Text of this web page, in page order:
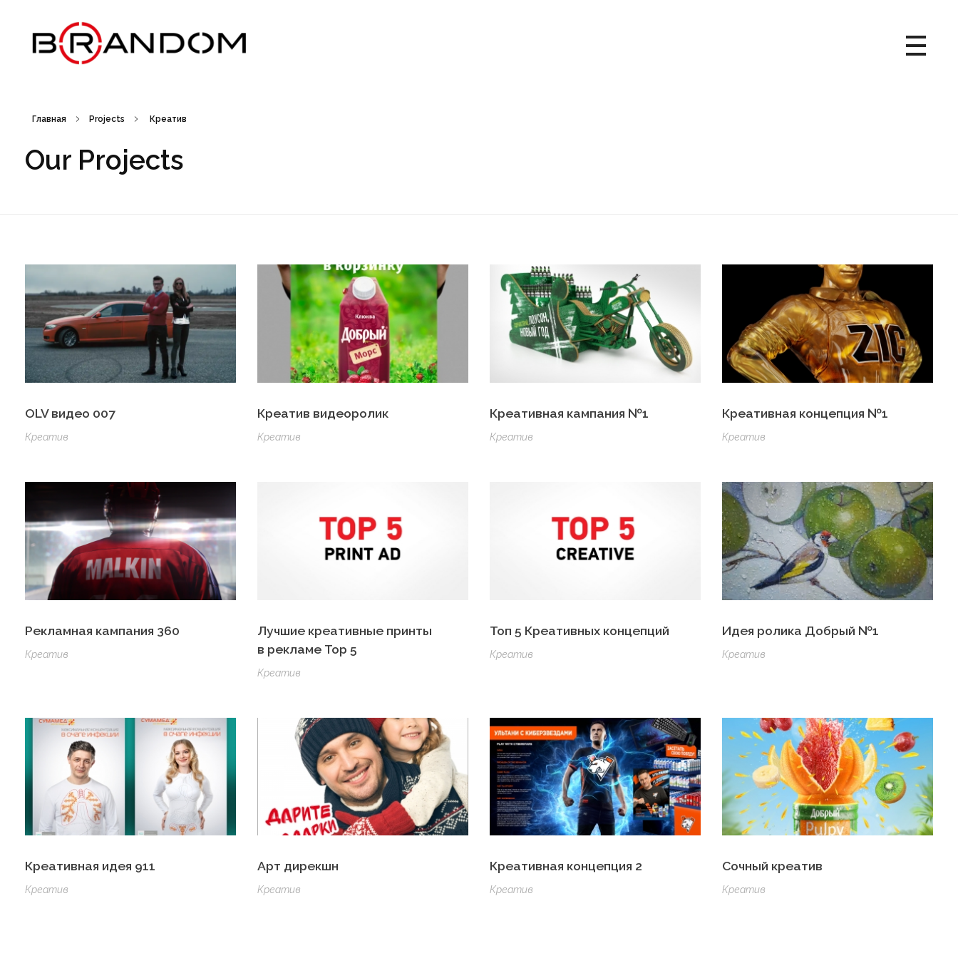
Главная Projects Креатив
Our Projects
OLV видео 007
Креатив
Креатив видеоролик
Креатив
Креативная кампания №1
Креатив
Креативная концепция №1
Креатив
Рекламная кампания 360
Креатив
Лучшие креативные принты
в рекламе Top 5
Креатив
Топ 5 Креативных концепций
Креатив
Идея ролика Добрый №1
Креатив
Креативная идея 911
Креатив
Арт дирекшн
Креатив
Креативная концепция 2
Креатив
Сочный креатив
Креатив